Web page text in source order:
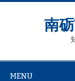
Skip
南
MENU